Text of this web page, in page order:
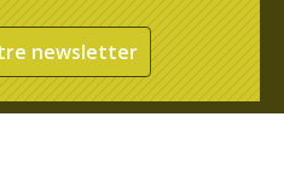
newsletter